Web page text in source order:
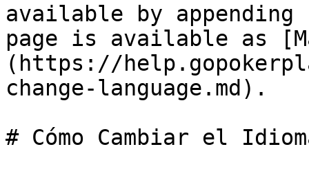
available by
page is available as
(https://
change-language.md).
# Cómo Cambiar el